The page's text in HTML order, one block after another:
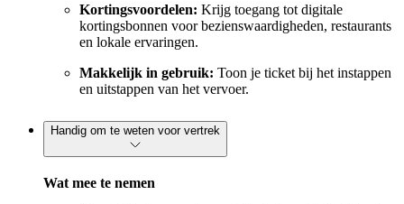
Kortingsvoordelen: Krijg toegang tot digitale
kortingsbonnen voor bezienswaardigheden, restaurants
en lokale ervaringen.
Makkelijk in gebruik: Toon je ticket bij het instappen
en uitstappen van het vervoer.
Handig om te weten voor vertrek
Wat mee te nemen